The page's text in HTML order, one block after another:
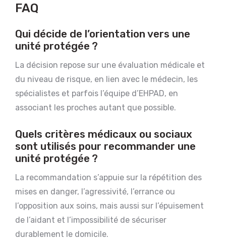
FAQ
Qui décide de l’orientation vers une
unité protégée ?
La décision repose sur une évaluation médicale et
du niveau de risque, en lien avec le médecin, les
spécialistes et parfois l’équipe d’EHPAD, en
associant les proches autant que possible.
Quels critères médicaux ou sociaux
sont utilisés pour recommander une
unité protégée ?
La recommandation s’appuie sur la répétition des
mises en danger, l’agressivité, l’errance ou
l’opposition aux soins, mais aussi sur l’épuisement
de l’aidant et l’impossibilité de sécuriser
durablement le domicile.